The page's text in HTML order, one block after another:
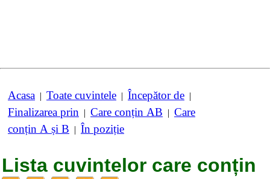
Acasa | Toate cuvintele | Începător de |
Finalizarea prin | Care conțin AB | Care
conțin A și B | În poziție
Lista cuvintelor care conțin